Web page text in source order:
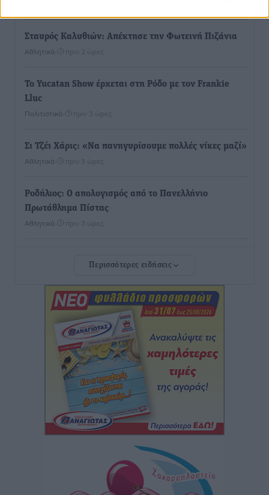
Σταυρός Καλυθιών: Απέκτησε την Φωτεινή Πιζάνια
Αθλητικά πριν 2 ώρες
Το Yucatan Show έρχεται στη Ρόδο με τον Frankie
Lluc
Πολιτιστικά πριν 3 ώρες
Σι Τζέι Χάρις: «Να πανηγυρίσουμε πολλές νίκες μαζί»
Αθλητικά πριν 3 ώρες
Ροδήλιος: Ο απολογισμός από το Πανελλήνιο
Πρωτάθλημα Πίστας
Αθλητικά πριν 3 ώρες
πριν 3 ώρες
Γ.Σ. Διαγόρας: Εντατική προετοιμασία και επιστροφή
Ρίζου στις Ακαδημίες
• πριν 3 ώρες
Εθνική Ανδρών: Ραντεβού στο Telekom Center Athens
πριν 3 ώρες
ΕΠΟ: Απέσυρε τη στήριξή της στην υποψηφιότητα
του Ινφαντίνο
Φοίβος Κω: Το «ευχαριστώ» για το 9ο Kos 3X3
Basketball Festival
Περισσότερες ειδήσεις